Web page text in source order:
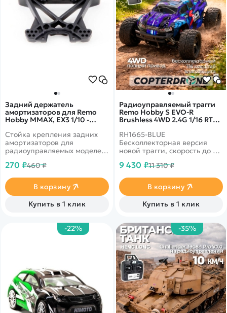
Радиоуправляемый трагги
Remo Hobby S EVO-R
Brushless 4WD 2.4G 1/16 RTR
RH1665-BLUE
Бесколлекторная версия
новой трагги, скорость до 60
АБС-пластик
9 430 ₽11 310 ₽
В корзину
Купить в 1 клик
Задний держатель
амортизаторов для Remo
Hobby MMAX, EX3 1/10 -
RH1031/1035 и 10EX3
Стойка крепления задних
амортизаторов для
радиоуправляемых моделей
масштаба 1/10
270 ₽460 ₽
В корзину
Купить в 1 клик
-22% -35%